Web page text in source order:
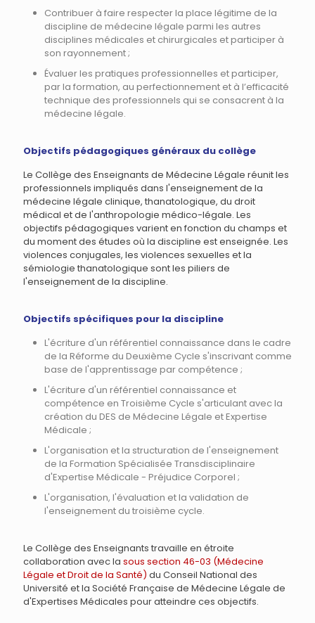
Contribuer à faire respecter la place légitime de la
discipline de médecine légale parmi les autres
disciplines médicales et chirurgicales et participer à
son rayonnement ;
Évaluer les pratiques professionnelles et participer,
par la formation, au perfectionnement et à l’efficacité
technique des professionnels qui se consacrent à la
médecine légale.
Objectifs pédagogiques généraux du collège
Le Collège des Enseignants de Médecine Légale réunit les
professionnels impliqués dans l'enseignement de la
médecine légale clinique, thanatologique, du droit
médical et de l'anthropologie médico-légale. Les
objectifs pédagogiques varient en fonction du champs et
du moment des études où la discipline est enseignée. Les
violences conjugales, les violences sexuelles et la
sémiologie thanatologique sont les piliers de
l'enseignement de la discipline.
Objectifs spécifiques pour la discipline
L'écriture d'un référentiel connaissance dans le cadre
de la Réforme du Deuxième Cycle s'inscrivant comme
base de l'apprentissage par compétence ;
L'écriture d'un référentiel connaissance et
compétence en Troisième Cycle s'articulant avec la
création du DES de Médecine Légale et Expertise
Médicale ;
L'organisation et la structuration de l'enseignement
de la Formation Spécialisée Transdisciplinaire
d'Expertise Médicale - Préjudice Corporel ;
L'organisation, l'évaluation et la validation de
l'enseignement du troisième cycle.
Le Collège des Enseignants travaille en étroite
collaboration avec la sous section 46-03 (Médecine
Légale et Droit de la Santé) du Conseil National des
Université et la Société Française de Médecine Légale de
d'Expertises Médicales pour atteindre ces objectifs.